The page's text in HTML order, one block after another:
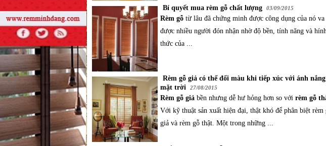
Bí quyết mua rèm gỗ chất lượng 03/09/2015
Rèm gỗ từ lâu đã chứng minh được công dụng của nó va
được nhiều người đón nhận nhờ độ bền, tính năng và hính
thức của ...
Rèm gỗ giả có thể đổi màu khi tiếp xúc với ánh nắng
mặt trời
27/08/2015
Rèm gỗ giả bền nhưng dễ hư hỏng hơn so với rèm gỗ
Với kỹ thuật sản xuất hiện đại, thật khó để phân biệt rèm
giả và rèm gỗ thật. Một trong những ...